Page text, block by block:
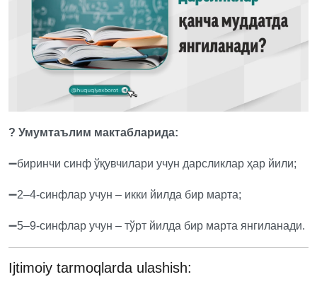
? Умумтаълим мактабларида:
➖биринчи синф ўқувчилари учун дарсликлар ҳар йили;
➖2–4-синфлар учун – икки йилда бир марта;
➖5–9-синфлар учун – тўрт йилда бир марта янгиланади.
Ijtimoiy tarmoqlarda ulashish: